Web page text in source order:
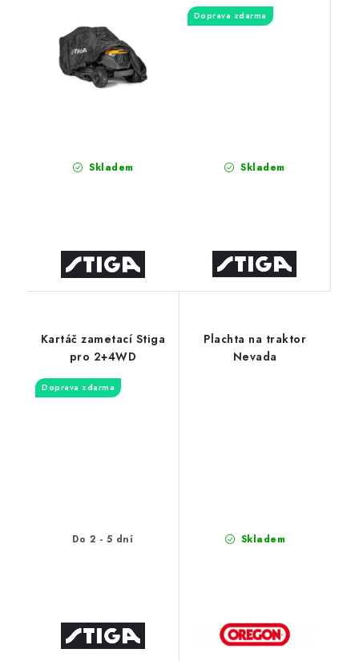
Skladem
Doprava zdarma
Skladem
Kartáč zametací Stiga
pro 2+4WD
Doprava zdarma
Do 2 - 5 dní
Plachta na traktor
Nevada
Skladem